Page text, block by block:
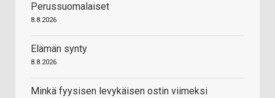
Perussuomalaiset
8.8.2026
Elämän synty
8.8.2026
Minkä fyysisen levykäisen ostin viimeksi